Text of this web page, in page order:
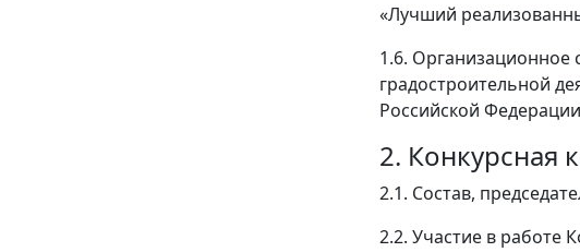
«Лучший
1.6. Организационное
градостроительной
Российской
2. Конкурсная
2.1. Состав,
2.2. Участие в работе